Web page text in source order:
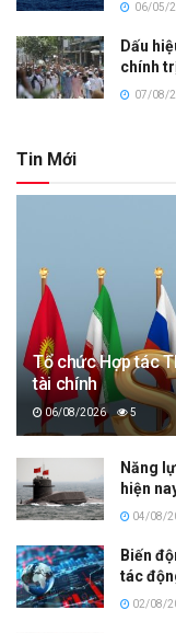
06/05/
Dấu
chính
07/08/
Tin Mới
Tổ chức Hợp tác
tài chính
06/08/2026 5
Năng
hiện
04/08/
Biến
tác
02/08/